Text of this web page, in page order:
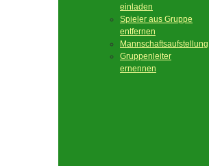
einladen
Spieler aus Gruppe
entfernen
Mannschaftsaufstellung
Gruppenleiter
ernennen